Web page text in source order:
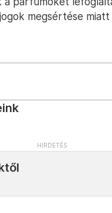
megsértése miatt